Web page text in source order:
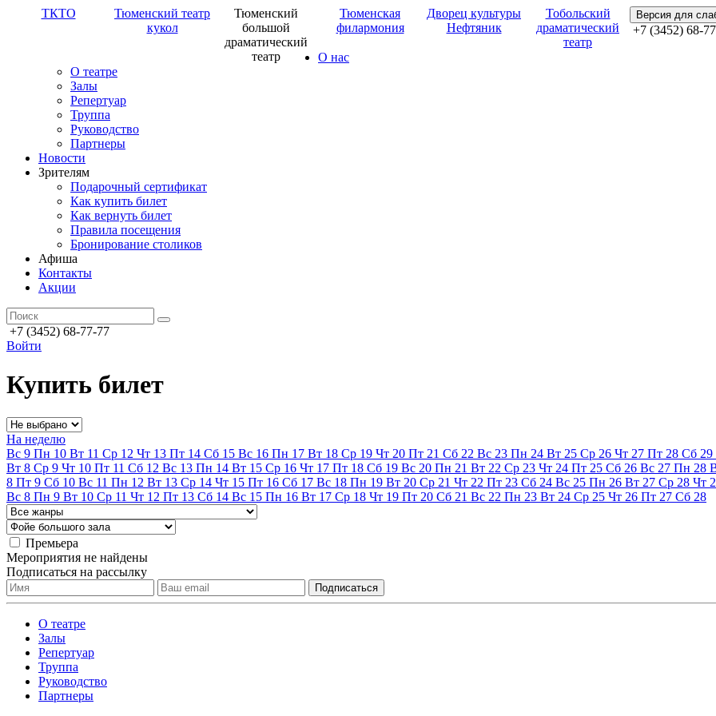
ТКТО
Тюменский театр
кукол
Тюменский
большой
драматический
театр
Тюменская
филармония
Дворец культуры
Нефтяник
Тобольский
драматический
театр
Версия для
+7 (3452) 68-
О нас
О театре
Залы
Репертуар
Труппа
Руководство
Партнеры
Новости
Зрителям
Подарочный сертификат
Как купить билет
Как вернуть билет
Правила посещения
Бронирование столиков
Афиша
Контакты
Акции
+7 (3452) 68-77-77
Войти
Купить билет
На неделю
Вс 9 Пн 10 Вт 11 Ср 12 Чт 13 Пт 14 Сб 15 Вс 16 Пн 17 Вт 18 Ср 19 Чт 20 Пт 21 Сб 22 Вс 23 Пн 24 Вт 25 Ср 26 Чт 27 Пт 28 Сб 29
Вт 8 Ср 9 Чт 10 Пт 11 Сб 12 Вс 13 Пн 14 Вт 15 Ср 16 Чт 17 Пт 18 Сб 19 Вс 20 Пн 21 Вт 22 Ср 23 Чт 24 Пт 25 Сб 26 Вс 27 Пн 28
8 Пт 9 Сб 10 Вс 11 Пн 12 Вт 13 Ср 14 Чт 15 Пт 16 Сб 17 Вс 18 Пн 19 Вт 20 Ср 21 Чт 22 Пт 23 Сб 24 Вс 25 Пн 26 Вт 27 Ср 28 Чт
Вс 8 Пн 9 Вт 10 Ср 11 Чт 12 Пт 13 Сб 14 Вс 15 Пн 16 Вт 17 Ср 18 Чт 19 Пт 20 Сб 21 Вс 22 Пн 23 Вт 24 Ср 25 Чт 26 Пт 27 Сб 28
Премьера
Мероприятия не найдены
Подписаться на рассылку
О театре
Залы
Репертуар
Труппа
Руководство
Партнеры